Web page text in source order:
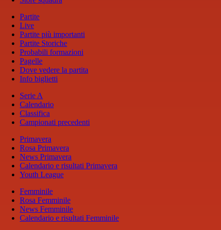
Partite
Live
Partite più importanti
Partite Storiche
Probabili formazioni
Pagelle
Dove vedere la partita
Info biglietti
Serie A
Calendario
Classifica
Campionati precedenti
Primavera
Rosa Primavera
News Primavera
Calendario e risultati Primavera
Youth League
Femminile
Rosa Femminile
News Femminile
Calendario e risultati Femminile